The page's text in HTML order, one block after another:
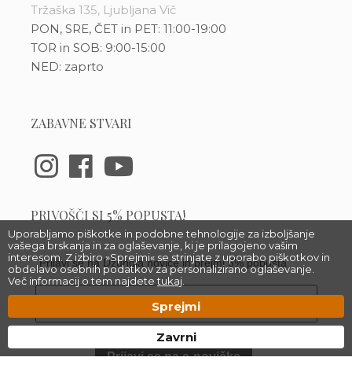
Uporabljamo piškotke in podobne tehnologije za izboljšanje
vašega brskanja in za oglaševanje, ki je prilagojeno vašim
interesom. Z izbiro »Sprejmi« se strinjate z uporabo piškotkov in
obdelavo osebnih podatkov za personalizirano oglaševanje.
Več informacij o tem najdetetukaj
Sprejmi
Zavrni
Tržaška 135, Ljubljana Vič
PON, SRE, ČET in PET: 11:00-19:00
TOR in SOB: 9:00-15:00
NED: zaprto
ZABAVNE STVARI
PRIVOŠČI SI 5% POPUSTA!
Prijavi se na Džungla novice in prejmi 5% popusta
Prijavi se na e-novičke